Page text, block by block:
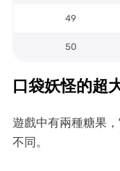
49
50
口袋妖怪的超
遊戲中有兩種糖果
不同。